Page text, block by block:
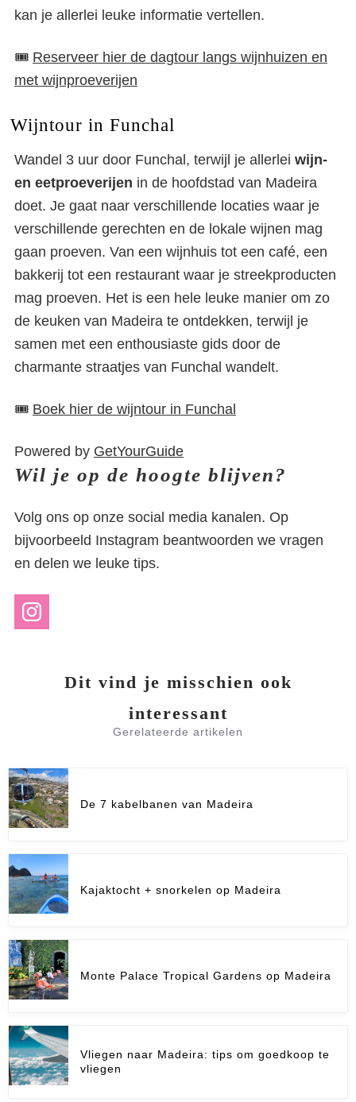
kan je allerlei leuke informatie vertellen.
🎟️ Reserveer hier de dagtour langs wijnhuizen en
met wijnproeverijen
Wijntour in Funchal
Wandel 3 uur door Funchal, terwijl je allerlei wijn-
en eetproeverijen in de hoofdstad van Madeira
doet. Je gaat naar verschillende locaties waar je
verschillende gerechten en de lokale wijnen mag
gaan proeven. Van een wijnhuis tot een café, een
bakkerij tot een restaurant waar je streekproducten
mag proeven. Het is een hele leuke manier om zo
de keuken van Madeira te ontdekken, terwijl je
samen met een enthousiaste gids door de
charmante straatjes van Funchal wandelt.
🎟️ Boek hier de wijntour in Funchal
Powered by GetYourGuide
Wil je op de hoogte blijven?
Volg ons op onze social media kanalen. Op
bijvoorbeeld Instagram beantwoorden we vragen
en delen we leuke tips.
Dit vind je misschien ook
interessant
Gerelateerde artikelen
De 7 kabelbanen van Madeira
Kajaktocht + snorkelen op Madeira
Monte Palace Tropical Gardens op Madeira
Vliegen naar Madeira: tips om goedkoop te
vliegen